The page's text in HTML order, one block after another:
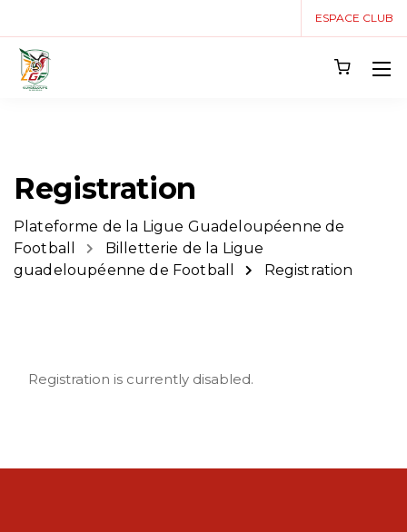
ESPACE CLUB
Registration
Plateforme de la Ligue Guadeloupéenne de
Football
Billetterie de la Ligue
guadeloupéenne de Football
Registration
Registration is currently disabled.